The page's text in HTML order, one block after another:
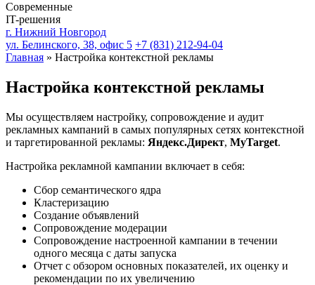
Современные
IT-решения
г. Нижний Новгород
ул. Белинского, 38, офис 5 +7 (831) 212-94-04
Главная » Настройка контекстной рекламы
Настройка контекстной рекламы
Мы осуществляем настройку, сопровождение и аудит
рекламных кампаний в самых популярных сетях контекстной
и таргетированной рекламы: Яндекс.Директ, MyTarget.
Настройка рекламной кампании включает в себя:
Сбор семантического ядра
Кластеризацию
Создание объявлений
Сопровождение модерации
Сопровождение настроенной кампании в течении
одного месяца с даты запуска
Отчет с обзором основных показателей, их оценку и
рекомендации по их увеличению